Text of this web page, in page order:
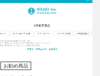
お勧め商品